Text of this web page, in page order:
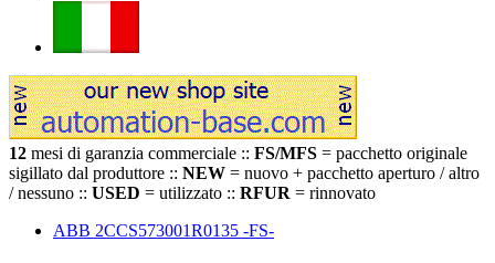
12 mesi di garanzia commerciale :: FS/MFS = pacchetto originale
sigillato dal produttore :: NEW = nuovo + pacchetto aperturo / altro
/ nessuno :: USED = utilizzato :: RFUR = rinnovato
ABB 2CCS573001R0135 -FS-